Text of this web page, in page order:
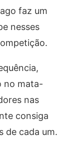
faz um
nesses
no mata-
nas
consiga
de cada um.